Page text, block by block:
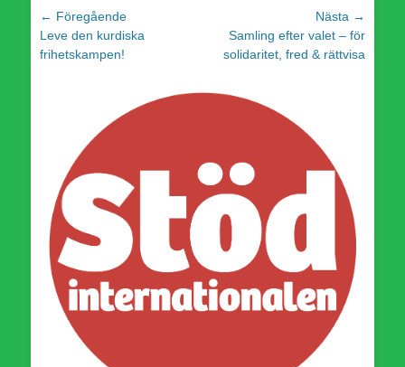
Inläggsnavigering
← Föregående
Föregående
inlägg:
Leve den kurdiska
frihetskampen!
Nästa →
Nästa
inlägg:
Samling efter valet – för
solidaritet, fred & rättvisa